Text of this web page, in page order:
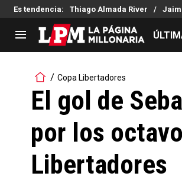
Es tendencia: Thiago Almada River
LIGA PROFESIONAL
Noticias
Tabla de posiciones
Reserva
Copa
Copa
Copa Libertadores
El gol de
por los
Libertadores